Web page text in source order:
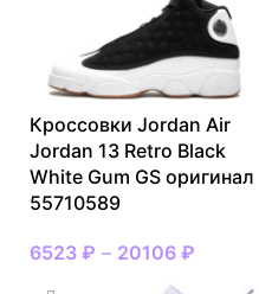
Кроссовки Jordan Air
Jordan 13 Retro Black
White Gum GS оригинал
55710589
6523 ₽ – 20106 ₽